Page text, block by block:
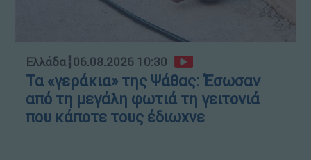
Ελλάδα┋06.08.2026 10:30
Τα «γεράκια» της Ψάθας: Έσωσαν
από τη μεγάλη φωτιά τη γειτονιά
που κάποτε τους έδιωχνε